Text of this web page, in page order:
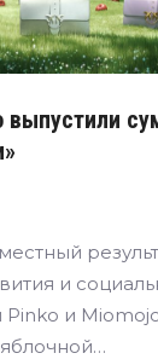
и
Pinko и